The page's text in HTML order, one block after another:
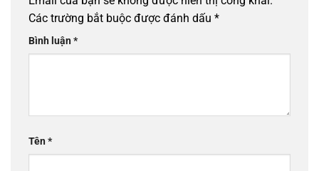
Các trường bắt buộc được đánh dấu *
Bình luận*
Tên*